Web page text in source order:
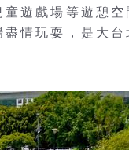
遊戲場等遊憩空
情玩耍，是大台